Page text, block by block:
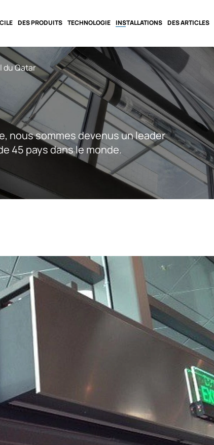
DES PRODUITS TECHNOLOGIE INSTALLATIONS DES ARTICLES
nous sommes devenus un leader
45 pays dans le monde.
du Qatar